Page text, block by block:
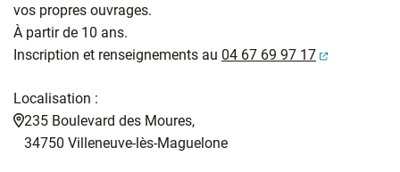
vos propres ouvrages.
À partir de 10 ans.
Inscription et renseignements au 04 67 69 97 17 (ouverture
Localisation :
235 Boulevard des Moures,
34750 Villeneuve-lès-Maguelone